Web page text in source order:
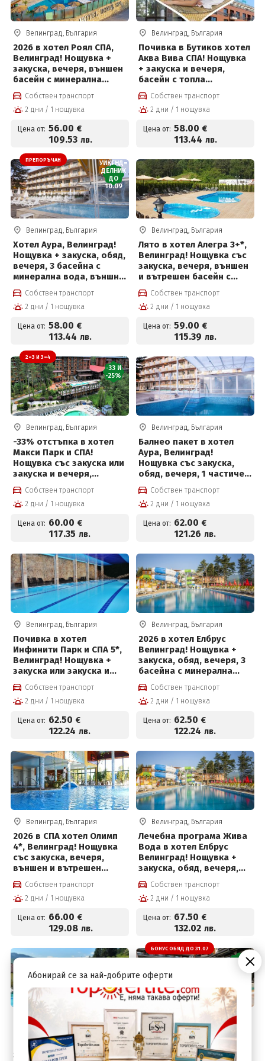
Велинград, България
2026 в хотел Роял СПА,
Велинград! Нощувка +
закуска, вечеря, външен
басейн с минерална
вода, термален басейн и
СПА пакет
Собствен транспорт
2 дни / 1 нощувка
Цена от: 56.00 €
109.53 лв.
Велинград, България
Почивка в Бутиков хотел
Аква Вива СПА! Нощувка
+ закуска и вечеря,
басейн с топла
минерална вода и Уелнес
пакет за 58 евро на
човек
Собствен транспорт
2 дни / 1 нощувка
Цена от: 58.00 €
113.44 лв.
ПРЕПОРЪЧАН
УИКЕНД=
ДЕЛНИК
ДО
10.09
Велинград, България
Хотел Аура, Велинград!
Нощувка + закуска, обяд,
вечеря, 3 басейна с
минерална вода, външно
джакузи, солен басейн и
Уелнес зона на цена от
58 €
Собствен транспорт
2 дни / 1 нощувка
Цена от: 58.00 €
113.44 лв.
Велинград, България
Лято в хотел Алегра 3+*,
Велинград! Нощувка със
закуска, вечеря, външен
и вътрешен басейн с
минерална вода,
джакузи и СПА за 59 € на
човек
Собствен транспорт
2 дни / 1 нощувка
Цена от: 59.00 €
115.39 лв.
2=3 И 3=4
-33 И
-25%
Велинград, България
-33% отстъпка в хотел
Макси Парк и СПА!
Нощувка със закуска или
закуска и вечеря,
външни и вътрешни
басейни с минерална
вода, джакузи, топила и
деца до 12г
Собствен транспорт
2 дни / 1 нощувка
Цена от: 60.00 €
117.35 лв.
Велинград, България
Балнео пакет в хотел
Аура, Велинград!
Нощувка със закуска,
обяд, вечеря, 1 частичен
масаж, 2 физиотерапии,
вътрешен и външен
басейн с лечебна
център за 62 € на човек
Собствен транспорт
2 дни / 1 нощувка
Цена от: 62.00 €
121.26 лв.
Велинград, България
Почивка в хотел
Инфинити Парк и СПА 5*,
Велинград! Нощувка +
закуска или закуска и
вечеря, вътрешни
термални басейни и СПА
пакет
Собствен транспорт
2 дни / 1 нощувка
Цена от: 62.50 €
122.24 лв.
Велинград, България
2026 в хотел Елбрус
Велинград! Нощувка +
закуска, обяд, вечеря, 3
басейна с минерална
вода, солен басейн на
цени от 62.50 € на човек
Собствен транспорт
2 дни / 1 нощувка
Цена от: 62.50 €
122.24 лв.
Велинград, България
2026 в СПА хотел Олимп
4*, Велинград! Нощувка
със закуска, вечеря,
външен и вътрешен
басейн с минерална вода
и СПА пакет на цени от
66 € на човек
Собствен транспорт
2 дни / 1 нощувка
Цена от: 66.00 €
129.08 лв.
Велинград, България
Лечебна програма Жива
Вода в хотел Елбрус
Велинград! Нощувка +
закуска, обяд, вечеря,
лекарски преглед, 3
процедури на ден, 4
басейна с минерална
цени от 67.50 € на човек
Собствен транспорт
2 дни / 1 нощувка
Цена от: 67.50 €
132.02 лв.
Велинград, България
Почивка в Гранд Хотел
Велинград 5*! Нощувка +
закуска, вечеря, Уелнес
БОНУС ОБЯД ДО 31.07
-20%
Велинград, България
Подарък обяд в СПА
хотел Санте! Нощувка +
закуска, вечеря, външен
Абонирай се за най-добрите оферти